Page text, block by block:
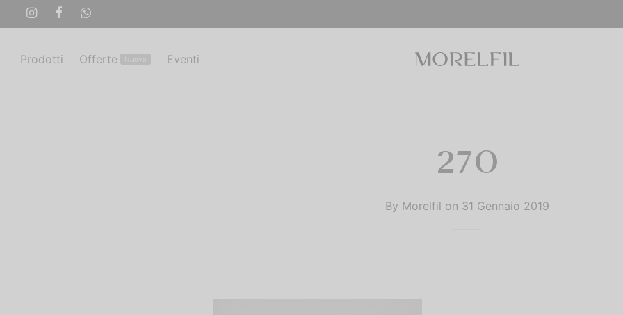
Prodotti Offerte Eventi
270
By Morelfil on 31 Gennaio 2019